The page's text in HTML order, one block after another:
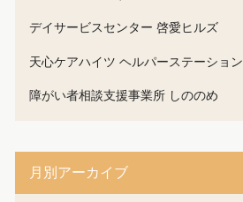
デイサービスセンター 啓愛ヒルズ
天心ケアハイツ ヘルパーステーション
障がい者相談支援事業所 しののめ
月別アーカイブ